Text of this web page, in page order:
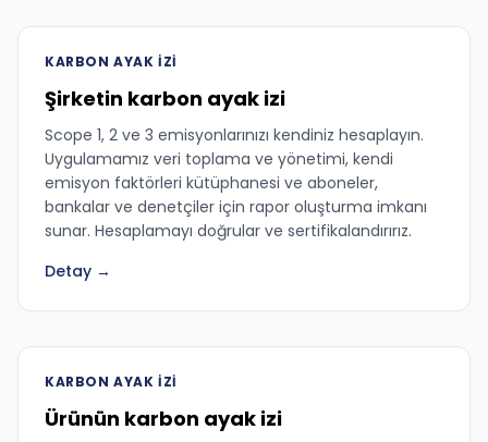
KARBON AYAK IZI
Şirketin karbon ayak izi
Scope 1, 2 ve 3 emisyonlarınızı kendiniz hesaplayın.
Uygulamamız veri toplama ve yönetimi, kendi
emisyon faktörleri kütüphanesi ve aboneler,
bankalar ve denetçiler için rapor oluşturma imkanı
sunar. Hesaplamayı doğrular ve sertifikalandırırız.
Detay →
KARBON AYAK IZI
Ürünün karbon ayak izi